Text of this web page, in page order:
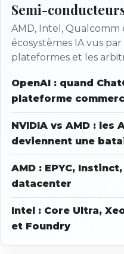
Semi-
AMD, Intel, Qualcomm
écosystèmes IA vus
plateformes et les
OpenAI : quand
plateforme
NVIDIA vs AMD : les
deviennent une
AMD : EPYC,
datacenter
Intel : Core Ultra,
et Foundry